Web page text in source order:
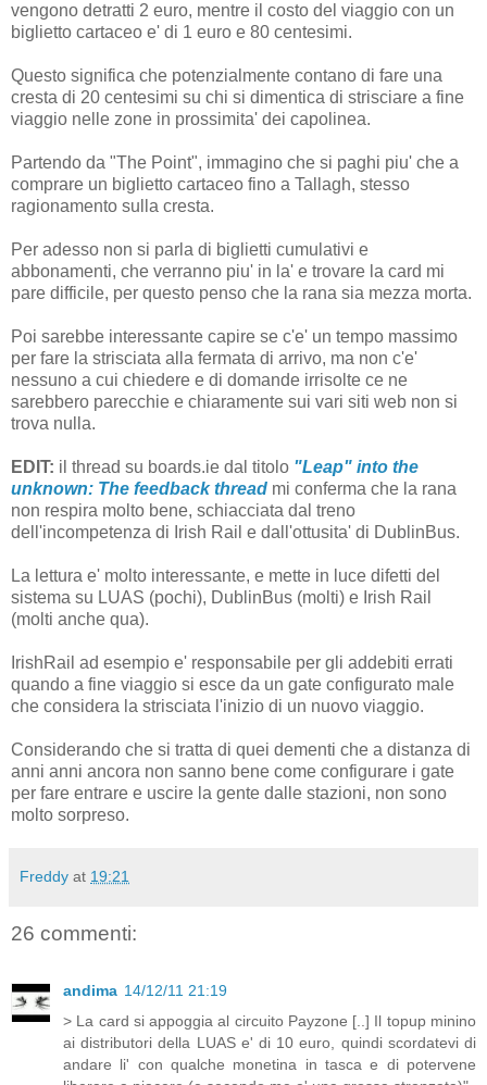
vengono detratti 2 euro, mentre il costo del viaggio con un
biglietto cartaceo e' di 1 euro e 80 centesimi.
Questo significa che potenzialmente contano di fare una
cresta di 20 centesimi su chi si dimentica di strisciare a fine
viaggio nelle zone in prossimita' dei capolinea.
Partendo da "The Point", immagino che si paghi piu' che a
comprare un biglietto cartaceo fino a Tallagh, stesso
ragionamento sulla cresta.
Per adesso non si parla di biglietti cumulativi e
abbonamenti, che verranno piu' in la' e trovare la card mi
pare difficile, per questo penso che la rana sia mezza morta.
Poi sarebbe interessante capire se c'e' un tempo massimo
per fare la strisciata alla fermata di arrivo, ma non c'e'
nessuno a cui chiedere e di domande irrisolte ce ne
sarebbero parecchie e chiaramente sui vari siti web non si
trova nulla.
EDIT: il thread su boards.ie dal titolo "Leap" into the
unknown: The feedback thread mi conferma che la rana
non respira molto bene, schiacciata dal treno
dell'incompetenza di Irish Rail e dall'ottusita' di DublinBus.
La lettura e' molto interessante, e mette in luce difetti del
sistema su LUAS (pochi), DublinBus (molti) e Irish Rail
(molti anche qua).
IrishRail ad esempio e' responsabile per gli addebiti errati
quando a fine viaggio si esce da un gate configurato male
che considera la strisciata l'inizio di un nuovo viaggio.
Considerando che si tratta di quei dementi che a distanza di
anni anni ancora non sanno bene come configurare i gate
per fare entrare e uscire la gente dalle stazioni, non sono
molto sorpreso.
Freddy at 19:21
26 commenti:
andima 14/12/11 21:19
> La card si appoggia al circuito Payzone [..] Il topup minino
ai distributori della LUAS e' di 10 euro, quindi scordatevi di
andare li' con qualche monetina in tasca e di potervene